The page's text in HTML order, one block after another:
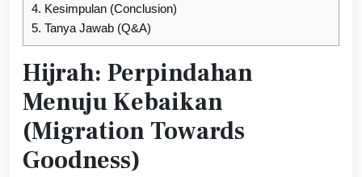
4. Kesimpulan (Conclusion)
5. Tanya Jawab (Q&A)
Hijrah: Perpindahan
Menuju Kebaikan
(Migration Towards
Goodness)